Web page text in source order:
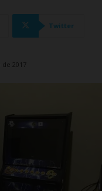
Twitter
2017